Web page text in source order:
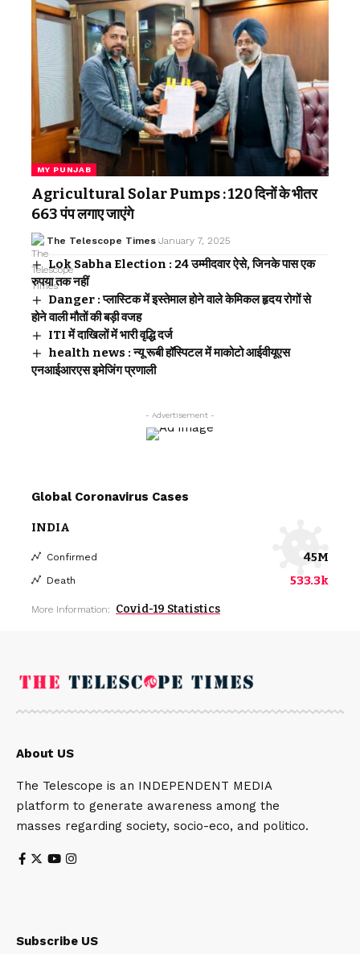
MY PUNJAB
Agricultural Solar Pumps : 120 दिनों के भीतर
663 पंप लगाए जाएंगे
The Telescope Times January 7, 2025
Lok Sabha Election : 24 उम्मीदवार ऐसे, जिनके पास एक
रुपया तक नहीं
Danger : प्लास्टिक में इस्तेमाल होने वाले केमिकल हृदय रोगों से
होने वाली मौतों की बड़ी वजह
ITI में दाखिलों में भारी वृद्धि दर्ज
health news : न्यू रूबी हॉस्पिटल में माकोटो आईवीयूएस
एनआईआरएस इमेजिंग प्रणाली
- Advertisement -
Global Coronavirus Cases
INDIA
Confirmed 45M
Death 533.3k
More Information: Covid-19 Statistics
About US
The Telescope is an INDEPENDENT MEDIA
platform to generate awareness among the
masses regarding society, socio-eco, and politico.
Subscribe US